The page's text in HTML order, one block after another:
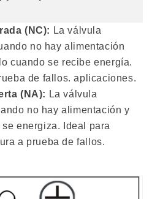
(NC): La válvula
no hay alimentación
cuando se recibe energía.
de fallos. aplicaciones.
(NA): La válvula
no hay alimentación y
energiza. Ideal para
a prueba de fallos.